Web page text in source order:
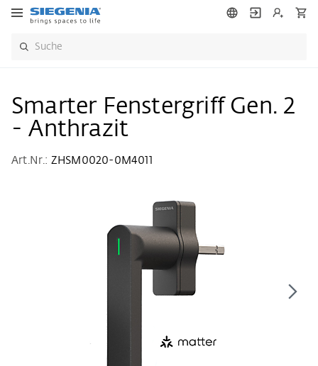
Smarter Fenstergriff Gen. 2
- Anthrazit
Art.Nr.: ZHSM0020-0M4011